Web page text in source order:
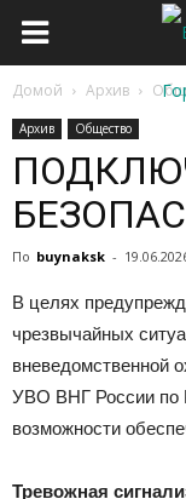
Домой Архив
Архив Общество
По buynaksk -
В целях
чрезвычайных
вневедомственной
УВО ВНГ России по
возможности
Тревожная